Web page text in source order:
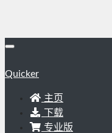
Quicker
主页
下载
专业版